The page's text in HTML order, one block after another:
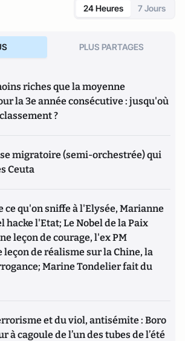
24 Heures 7 Jours
PLUS PARTAGES
riches que la moyenne
la 3e année consécutive : jusqu'où
?
migratoire (semi-orchestrée) qui
Ceuta
ce qu'on sniffe à l'Elysée, Marianne
hacke l'Etat; Le Nobel de la Paix
leçon de courage, l'ex PM
de réalisme sur la Chine, la
Marine Tondelier fait du
et du viol, antisémite : Boro
à cagoule de l’un des tubes de l’été